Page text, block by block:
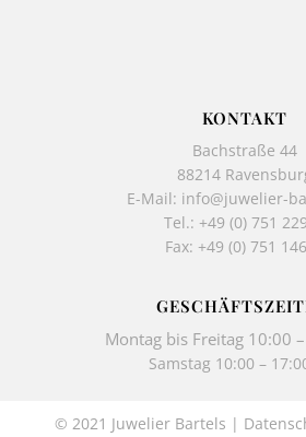
k
-
f
a
KONTAKT
Bachstraße 44
88214
E-Mail: info@juwelier-
Tel.: +49 (0) 751
Fax: +49 (0) 751
Montag bis Freitag 10:00
Samstag 10:00 –
© 2021 Juwelier Bartels |